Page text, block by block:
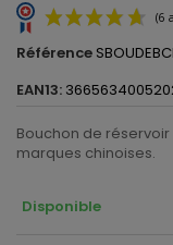
Référence
EAN13:
Bouchon de réservoir
marques chinoises.
Disponible